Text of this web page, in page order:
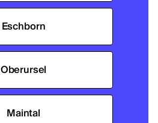
Eschborn
Oberursel
Maintal